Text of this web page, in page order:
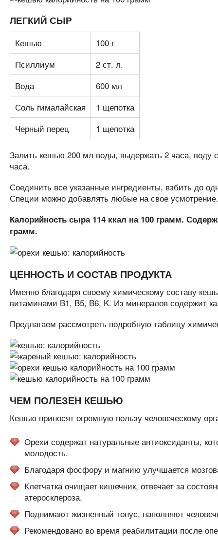
ЛЕГКИЙ СЫР
Кешью
100 г
Псиллиум
2 ст. л.
Вода
600 мл
Соль гималайская
1 щепотка
Черный перец
1 щепотка
Залить кешью 200 мл воды, выдержать 2 часа, воду
часа.
Соединить все указанные ингредиенты, взбить до
Специи можно добавлять любые на свое усмотрение.
Калорийность сыра 114 ккал на 100 грамм.
грамм.
ЦЕННОСТЬ И СОСТАВ ПРОДУКТА
Именно благодаря своему химическому составу
витаминами B1, B5, B6, K. Из минералов содержит
Предлагаем рассмотреть подробную таблицу
ЧЕМ ПОЛЕЗЕН КЕШЬЮ
Кешью приносят огромную пользу человеческому
Орехи содержат натуральные антиоксиданты,
молодость.
Благодаря фосфору и магнию улучшается
Клетчатка очищает кишечник, отвечает за
атеросклероза.
Поднимают жизненный тонус, наполняют
Рекомендовано во время реабилитации после